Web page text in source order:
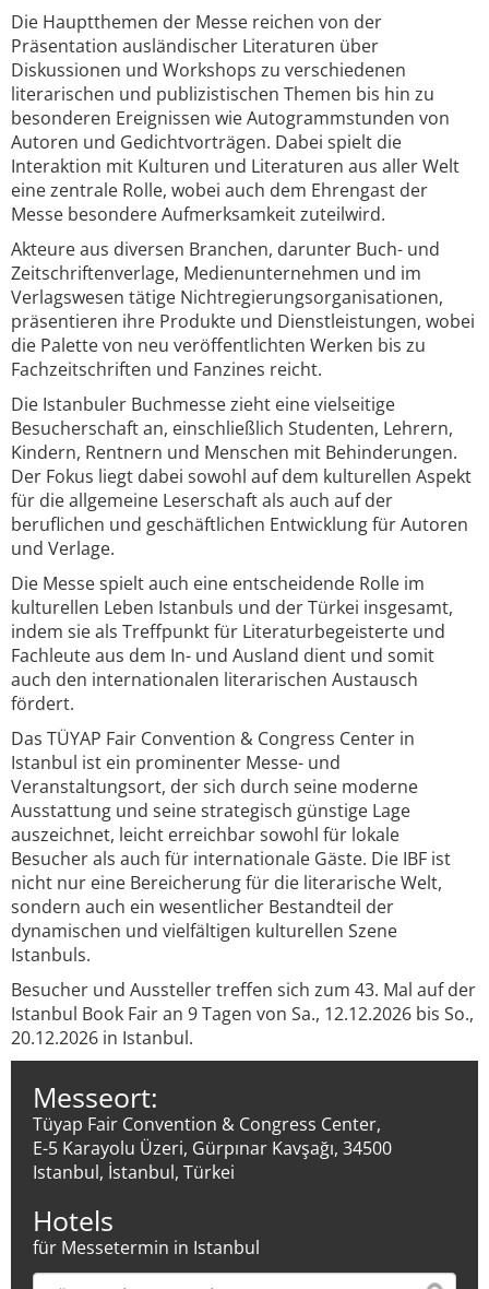
Die Hauptthemen der Messe reichen von der
Präsentation ausländischer Literaturen über
Diskussionen und Workshops zu verschiedenen
literarischen und publizistischen Themen bis hin zu
besonderen Ereignissen wie Autogrammstunden von
Autoren und Gedichtvorträgen. Dabei spielt die
Interaktion mit Kulturen und Literaturen aus aller Welt
eine zentrale Rolle, wobei auch dem Ehrengast der
Messe besondere Aufmerksamkeit zuteilwird.
Akteure aus diversen Branchen, darunter Buch- und
Zeitschriftenverlage, Medienunternehmen und im
Verlagswesen tätige Nichtregierungsorganisationen,
präsentieren ihre Produkte und Dienstleistungen, wobei
die Palette von neu veröffentlichten Werken bis zu
Fachzeitschriften und Fanzines reicht.
Die Istanbuler Buchmesse zieht eine vielseitige
Besucherschaft an, einschließlich Studenten, Lehrern,
Kindern, Rentnern und Menschen mit Behinderungen.
Der Fokus liegt dabei sowohl auf dem kulturellen Aspekt
für die allgemeine Leserschaft als auch auf der
beruflichen und geschäftlichen Entwicklung für Autoren
und Verlage.
Die Messe spielt auch eine entscheidende Rolle im
kulturellen Leben Istanbuls und der Türkei insgesamt,
indem sie als Treffpunkt für Literaturbegeisterte und
Fachleute aus dem In- und Ausland dient und somit
auch den internationalen literarischen Austausch
fördert.
Das TÜYAP Fair Convention & Congress Center in
Istanbul ist ein prominenter Messe- und
Veranstaltungsort, der sich durch seine moderne
Ausstattung und seine strategisch günstige Lage
auszeichnet, leicht erreichbar sowohl für lokale
Besucher als auch für internationale Gäste. Die IBF ist
nicht nur eine Bereicherung für die literarische Welt,
sondern auch ein wesentlicher Bestandteil der
dynamischen und vielfältigen kulturellen Szene
Istanbuls.
Besucher und Aussteller treffen sich zum 43. Mal auf der
Istanbul Book Fair an 9 Tagen von Sa., 12.12.2026 bis So.,
20.12.2026 in Istanbul.
Messeort:
Tüyap Fair Convention & Congress Center,
E-5 Karayolu Üzeri, Gürpınar Kavşağı, 34500
Istanbul, İstanbul, Türkei
Hotels
für Messetermin in Istanbul